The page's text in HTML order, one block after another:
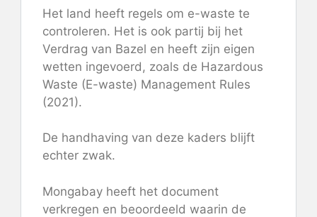
Het land heeft regels om e-waste te
controleren. Het is ook partij bij het
Verdrag van Bazel en heeft zijn eigen
wetten ingevoerd, zoals de Hazardous
Waste (E-waste) Management Rules
(2021).
De handhaving van deze kaders blijft
echter zwak.
Mongabay heeft het document
verkregen en beoordeeld waarin de